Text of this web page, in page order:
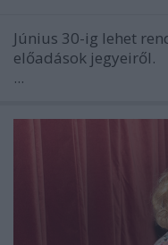
Június 30-ig lehet
előadások jegyeiről.
...